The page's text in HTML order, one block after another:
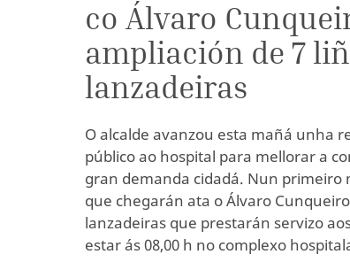
co Álvaro
ampliación de 7
lanzadeiras
O alcalde avanzou esta mañá unha
público ao hospital para mellorar a
gran demanda cidadá. Nun primeiro
que chegarán ata o Álvaro
lanzadeiras que prestarán servizo
estar ás 08,00 h no complexo